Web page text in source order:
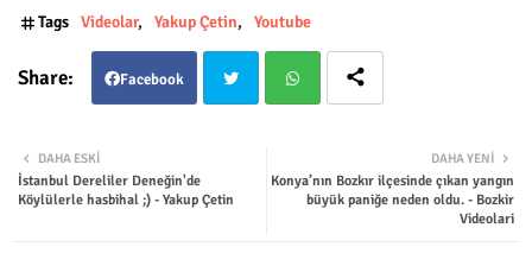
Tags Videolar Yakup Çetin Youtube
Facebook
tsap
DAHA YENI
Konya’nın Bozkır ilçesinde çıkan yangın
büyük paniğe neden oldu. - Bozkir
Videolari
DAHA ESKI
İstanbul Dereliler Deneğin'de
Köylülerle hasbihal ;) - Yakup Çetin